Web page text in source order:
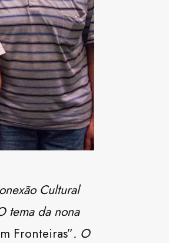
Cultural
tema da nona
Fronteiras”. O